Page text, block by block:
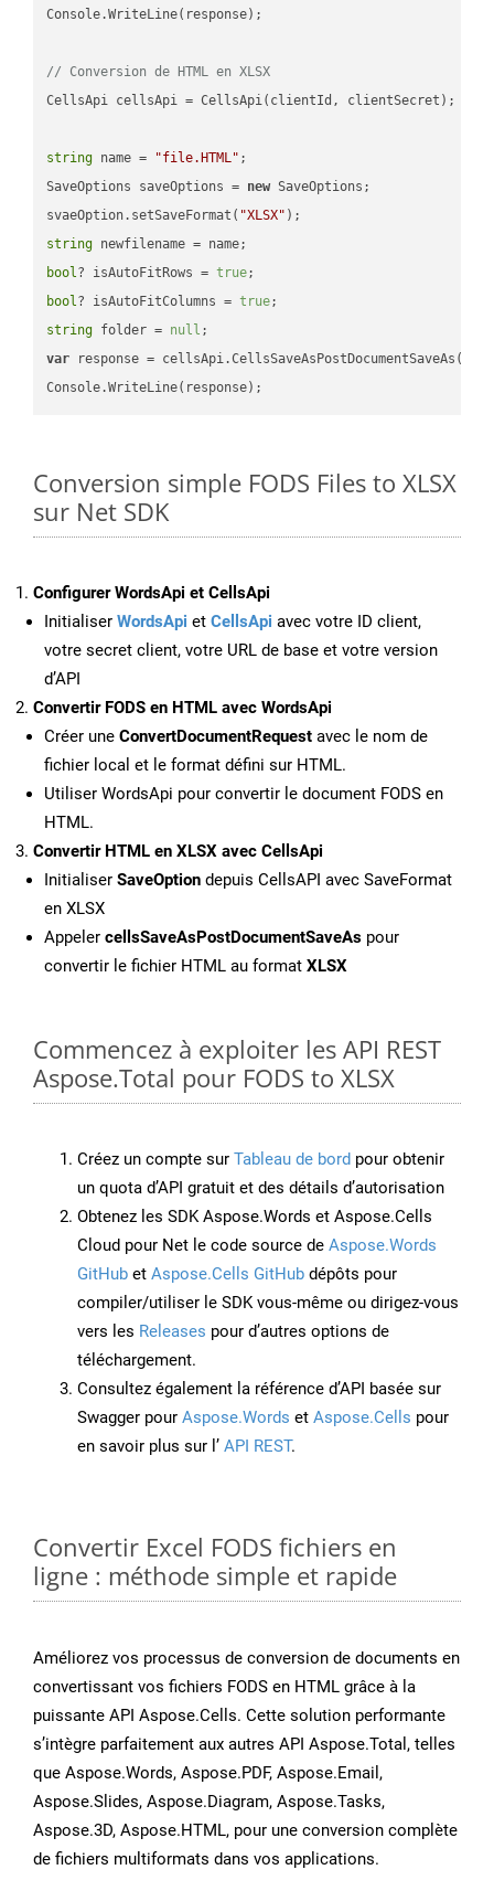
Console.WriteLine(response);
// Conversion de HTML en XLSX
CellsApi cellsApi = CellsApi(clientId, clientSecret);
string name = "file.HTML" ;
SaveOptions saveOptions = new SaveOptions;
svaeOption.setSaveFormat( "XLSX"
string
bool? isAutoFitRows = true
bool? isAutoFitColumns = true
string folder = null
var response =
Conversion simple FODS Files to XLSX
sur Net SDK
Configurer WordsApi et CellsApi
Initialiser WordsApi et CellsApi avec votre ID client,
votre secret client, votre URL de base et votre version
d’API
Convertir FODS en HTML avec WordsApi
Créer une ConvertDocumentRequest avec le nom de
fichier local et le format défini sur HTML.
Utiliser WordsApi pour convertir le document FODS en
HTML.
Convertir HTML en XLSX avec CellsApi
Initialiser SaveOption depuis CellsAPI avec SaveFormat
en XLSX
Appeler cellsSaveAsPostDocumentSaveAs pour
convertir le fichier HTML au format XLSX
Commencez à exploiter les API REST
Aspose.Total pour FODS to XLSX
Créez un compte sur Tableau de bord pour obtenir
un quota d’API gratuit et des détails d’autorisation
Obtenez les SDK Aspose.Words et Aspose.Cells
Cloud pour Net le code source de Aspose.Words
GitHub et Aspose.Cells GitHub dépôts pour
compiler/utiliser le SDK vous-même ou dirigez-vous
vers les Releases pour d’autres options de
téléchargement.
Consultez également la référence d’API basée sur
Swagger pour Aspose.Words et Aspose.Cells pour
en savoir plus sur l’ API REST.
Convertir Excel FODS fichiers en
ligne : méthode simple et rapide
Améliorez vos processus de conversion de documents en
convertissant vos fichiers FODS en HTML grâce à la
puissante API Aspose.Cells. Cette solution performante
s’intègre parfaitement aux autres API Aspose.Total, telles
que Aspose.Words, Aspose.PDF, Aspose.Email,
Aspose.Slides, Aspose.Diagram, Aspose.Tasks,
Aspose.3D, Aspose.HTML, pour une conversion complète
de fichiers multiformats dans vos applications.